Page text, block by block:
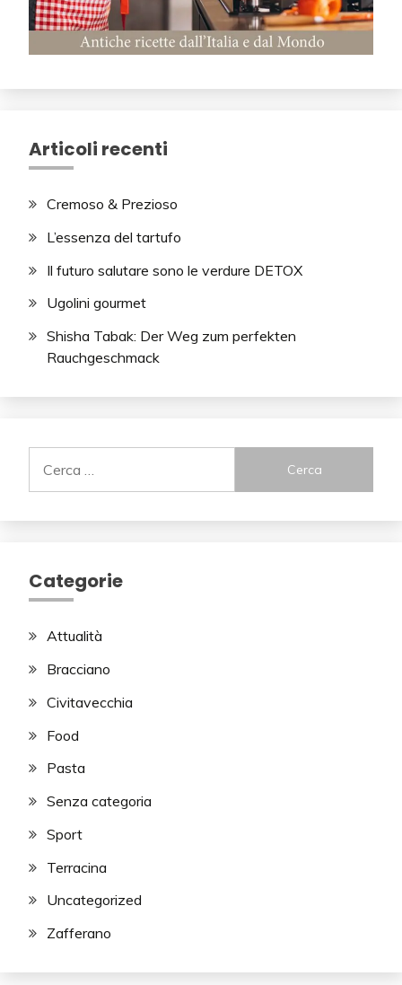
Articoli recenti
Cremoso & Prezioso
L’essenza del tartufo
Il futuro salutare sono le verdure DETOX
Ugolini gourmet
Shisha Tabak: Der Weg zum perfekten
Rauchgeschmack
per:
Categorie
Attualità
Bracciano
Civitavecchia
Food
Pasta
Senza categoria
Sport
Terracina
Uncategorized
Zafferano